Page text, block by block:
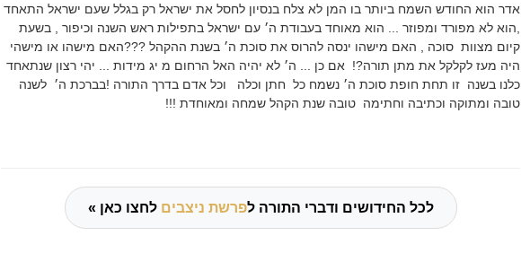
אדר הוא החודש השמח ביותר בו המן לא צלח בנסיון לחסל את ישראל רק בגלל שעם ישראל התאחד
,הוא לא מפורד ומפוזר ... הוא מאוחד בעבודת ה׳ עם ישראל בתפילות ראש השנה וכיפור , בשעת
קיום מצוות סוכה , האם מישהו ינסה להרוס את סוכת ה׳ בשנת ההקהל ???האם מישהו או מישהי
היה מעז לקלקל את מתן תורה?! אם כן ... ה׳ לא יהיה האל הרחום מ יג מידות ... יהי רצון שנתאחד
כלנו בשנה זו תחת חופת סוכת ה׳ נשמח כל חתן וכלה וכל אדם בדרך התורה !בברכת ה׳ לשנה
טובה ומתוקה וכתיבה וחתימה טובה שנת הקהל שמחה ומאוחדת !!!
לכל החידושים ודברי התורה לפרשת ניצבים לחצו כאן »